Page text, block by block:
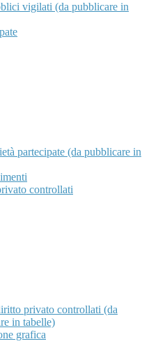
vigilati (da pubblicare in
partecipate (da pubblicare in
controllati
privato controllati (da
in tabelle)
grafica